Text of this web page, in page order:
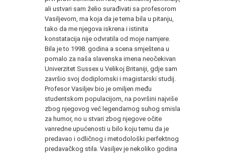
ali ustvari sam želio surađivati sa profesorom
Vasiljevom, ma koja da je tema bila u pitanju,
tako da me njegova iskrena i istinita
konstatacija nije odvratila od moje namjere.
Bila je to 1998. godina a scena smještena u
pomalo za naša slavenska imena neočekivan
Univerzitet Sussex u Velikoj Britaniji, gdje sam
završio svoj dodiplomski i magistarski studij.
Profesor Vasiljev bio je omiljen među
studentskom populacijom, na površini najviše
zbog njegovog već legendarnog suhog smisla
za humor, no u stvari zbog njegove očite
vanredne upućenosti u bilo koju temu da je
predavao i odličnog i metodološki perfektnog
predavačkog stila. Vasiljev je nekoliko godina